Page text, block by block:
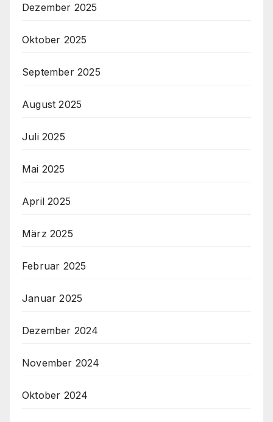
Dezember 2025
Oktober 2025
September 2025
August 2025
Juli 2025
Mai 2025
April 2025
März 2025
Februar 2025
Januar 2025
Dezember 2024
November 2024
Oktober 2024